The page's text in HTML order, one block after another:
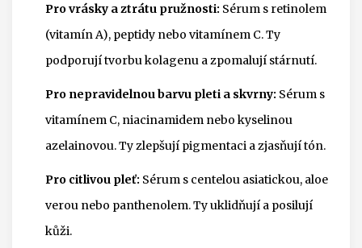
Pro vrásky a ztrátu pružnosti: Sérum s retinolem
(vitamín A), peptidy nebo vitamínem C. Ty
podporují tvorbu kolagenu a zpomalují stárnutí.
Pro nepravidelnou barvu pleti a skvrny: Sérum s
vitamínem C, niacinamidem nebo kyselinou
azelainovou. Ty zlepšují pigmentaci a zjasňují tón.
Pro citlivou pleť: Sérum s centelou asiatickou, aloe
verou nebo panthenolem. Ty uklidňují a posilují
kůži.